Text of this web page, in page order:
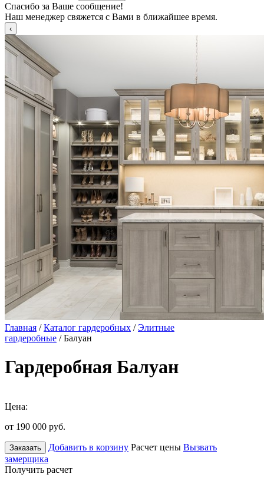
Спасибо за Ваше сообщение!
Наш менеджер свяжется с Вами в ближайшее время.
Главная /Каталог гардеробных /Элитные
гардеробные / Балуан
Гардеробная Балуан
Цена:
от 190 000 руб.
Заказать Добавить в корзину Расчет цены Вызвать
замерщика
Получить расчет